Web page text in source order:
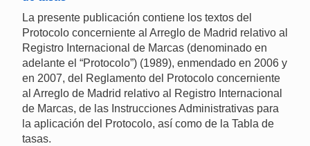
La presente publicación contiene los textos del
Protocolo concerniente al Arreglo de Madrid relativo al
Registro Internacional de Marcas (denominado en
adelante el “Protocolo”) (1989), enmendado en 2006 y
en 2007, del Reglamento del Protocolo concerniente
al Arreglo de Madrid relativo al Registro Internacional
de Marcas, de las Instrucciones Administrativas para
la aplicación del Protocolo, así como de la Tabla de
tasas.